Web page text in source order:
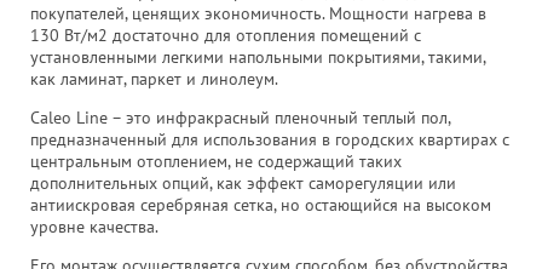
покупателей, ценящих экономичность. Мощности нагрева в
130 Вт/м2 достаточно для отопления помещений с
установленными легкими напольными покрытиями, такими,
как ламинат, паркет и линолеум.
Caleo Line – это инфракрасный пленочный теплый пол,
предназначенный для использования в городских квартирах с
центральным отоплением, не содержащий таких
дополнительных опций, как эффект саморегуляции или
антиискровая серебряная сетка, но остающийся на высоком
уровне качества.